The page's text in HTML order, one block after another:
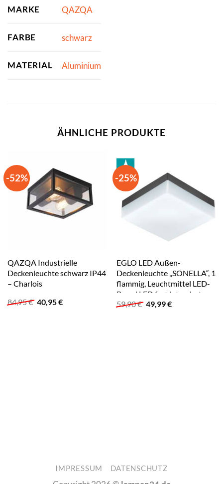
MARKE QAZQA
FARBE schwarz
MATERIAL Aluminium
ÄHNLICHE PRODUKTE
-52%
QAZQA Industrielle
Deckenleuchte schwarz IP44
– Charlois
84,95€ Ursprünglicher
40,95€Aktueller
-25%
EGLO LED Außen-
Deckenleuchte „SONELLA“, 1
flammig, Leuchtmittel LED-
Board LED fest integriert,
LED tauschbar anthrazit,
59,90€ Ursprünglicher
49,99€Aktueller
IMPRESSUM DATENSCHUTZ